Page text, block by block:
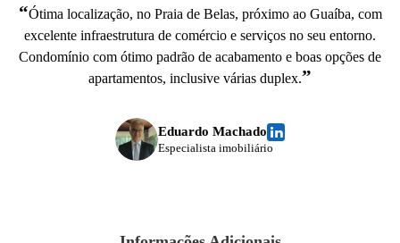
“Ótima localização, no Praia de Belas, próximo ao Guaíba, com
excelente infraestrutura de comércio e serviços no seu entorno.
Condomínio com ótimo padrão de acabamento e boas opções de
apartamentos, inclusive várias duplex.”
Eduardo Machado
Especialista imobiliário